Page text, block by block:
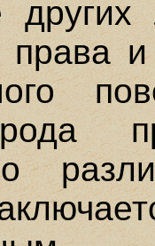
других
права